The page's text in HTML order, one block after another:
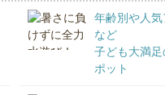
年齢別や人
など
子ども大満
ポット